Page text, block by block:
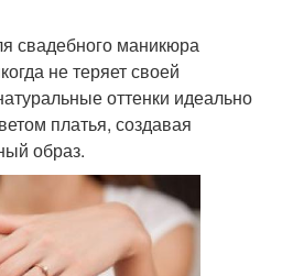
Тренд на украшения
Маникюр для
декорирования
свадебного маникюра
не теряет своей
оттенки идеально
платья, создавая
образ.